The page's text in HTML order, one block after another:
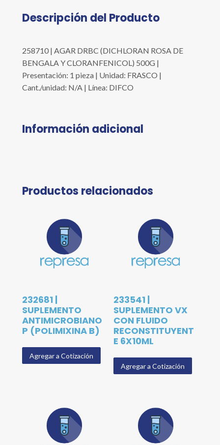
Descripción del Producto
258710 | AGAR DRBC (DICHLORAN ROSA DE
BENGALA Y CLORANFENICOL) 500G |
Presentación: 1 pieza | Unidad: FRASCO |
Cant./unidad: N/A | Línea: DIFCO
Información adicional
Productos relacionados
232681 |
SUPLEMENTO
ANTIMICROBIANO
P (POLIMIXINA B)
Agregar a Cotización
233541 |
SUPLEMENTO VX
CON FLUIDO
RECONSTITUYENT
E 6X10ML
Agregar a Cotización